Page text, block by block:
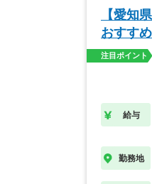
【愛知
おすすめ
注目ポイント
給与
勤務地